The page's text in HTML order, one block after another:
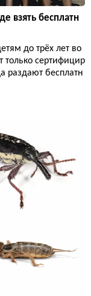
взять бесплатн
до трёх лет во
только сертифицир
раздают бесплатн